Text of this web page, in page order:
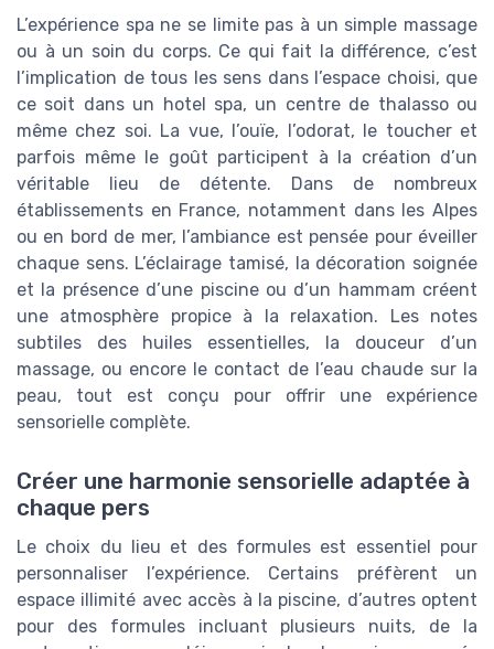
L’expérience spa ne se limite pas à un simple massage
ou à un soin du corps. Ce qui fait la différence, c’est
l’implication de tous les sens dans l’espace choisi, que
ce soit dans un hotel spa, un centre de thalasso ou
même chez soi. La vue, l’ouïe, l’odorat, le toucher et
parfois même le goût participent à la création d’un
véritable lieu de détente. Dans de nombreux
établissements en France, notamment dans les Alpes
ou en bord de mer, l’ambiance est pensée pour éveiller
chaque sens. L’éclairage tamisé, la décoration soignée
et la présence d’une piscine ou d’un hammam créent
une atmosphère propice à la relaxation. Les notes
subtiles des huiles essentielles, la douceur d’un
massage, ou encore le contact de l’eau chaude sur la
peau, tout est conçu pour offrir une expérience
sensorielle complète.
Créer une harmonie sensorielle adaptée à
chaque pers
Le choix du lieu et des formules est essentiel pour
personnaliser l’expérience. Certains préfèrent un
espace illimité avec accès à la piscine, d’autres optent
pour des formules incluant plusieurs nuits, de la